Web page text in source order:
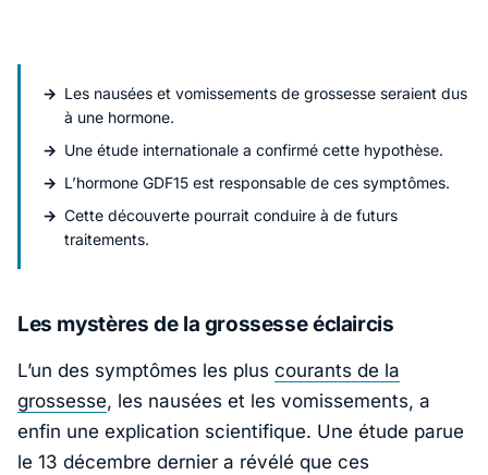
Les nausées et vomissements de grossesse seraient dus
à une hormone.
Une étude internationale a confirmé cette hypothèse.
L’hormone GDF15 est responsable de ces symptômes.
Cette découverte pourrait conduire à de futurs
traitements.
Les mystères de la grossesse éclaircis
L’un des symptômes les plus courants de la
grossesse, les nausées et les vomissements, a
enfin une explication scientifique. Une étude parue
le 13 décembre dernier a révélé que ces